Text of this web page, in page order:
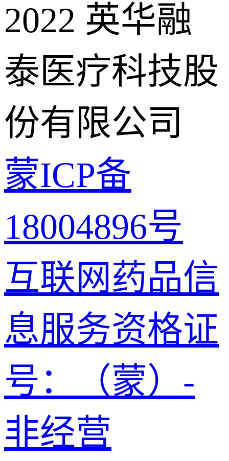
2022 英华融
泰医疗科技股
份有限公司
蒙ICP备
18004896号
互联网药品信
息服务资格证
号：（蒙）-
非经营